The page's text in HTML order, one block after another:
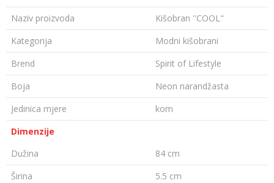
Naziv proizvoda
Kišobran ''COOL"
Kategorija
Modni kišobrani
Brend
Spirit of Lifestyle
Boja
Neon narandžasta
Jedinica mjere
kom
Dimenzije
Dužina
84 cm
Širina
5.5 cm